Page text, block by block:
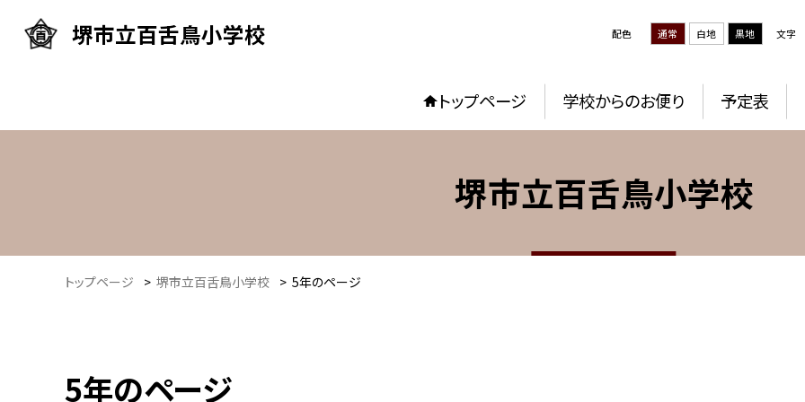
堺市立百舌鳥小学校 配色 通常 白地 黒地 文字
トップページ 学校からのお便り 予定表
堺市立百舌鳥小学校
トップページ > 堺市立百舌鳥小学校 > 5年のページ
5年のページ